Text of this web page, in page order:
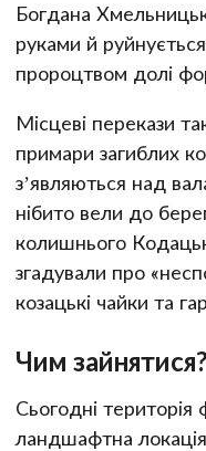
Богдана
руками й
пророцтвом долі
Місцеві перекази
примари загиблих
з’являються над
нібито вели до
колишнього
згадували про
козацькі чайки та
Чим зайнятися?
Сьогодні
ландшафтна